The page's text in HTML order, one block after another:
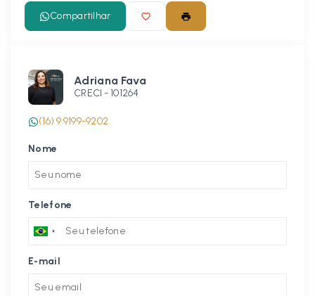
Compartilhar
Adriana Fava
CRECI - 101264
(16) 9 9199-9202
Nome
Telefone
E-mail